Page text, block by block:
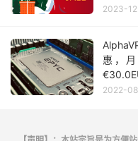
2023-
惠，
2022-